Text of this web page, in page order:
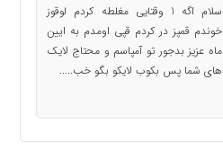
سلام اگه 1 وقتایی مغلطه کردم لوقوز
خوندم قمپز در کردم قپی اومدم به ایین
ماه عزیز بدجور تو آمپاسم و محتاج لایک
های شما پس بکوب لایکو بگو خب.....